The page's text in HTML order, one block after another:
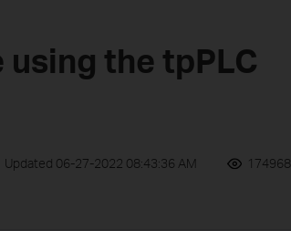
using the tpPLC
Updated 06-27-2022 08:43:36 AM 174968